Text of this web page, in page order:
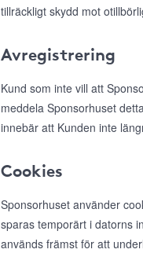
tillräckligt skydd mot
Avregistrering
Kund som inte vill att
meddela Sponsorhuset
innebär att Kunden inte
Cookies
Sponsorhuset använder
sparas temporärt i datorns
används främst för att